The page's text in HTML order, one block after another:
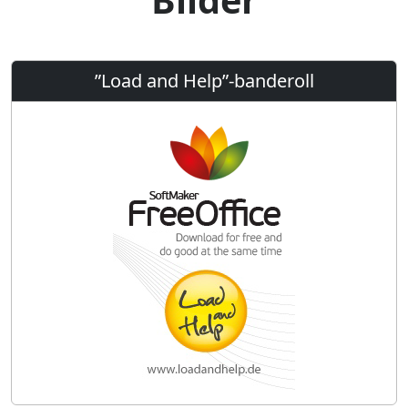
”Load and Help”-banderoll